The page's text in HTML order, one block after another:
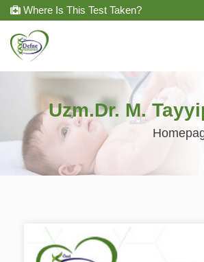
Where Is This Test Taken?
Uzm.Dr. M.